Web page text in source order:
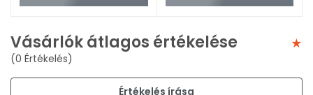
Vásárlók átlagos értékelése
(0 Értékelés)
Értékelés írása